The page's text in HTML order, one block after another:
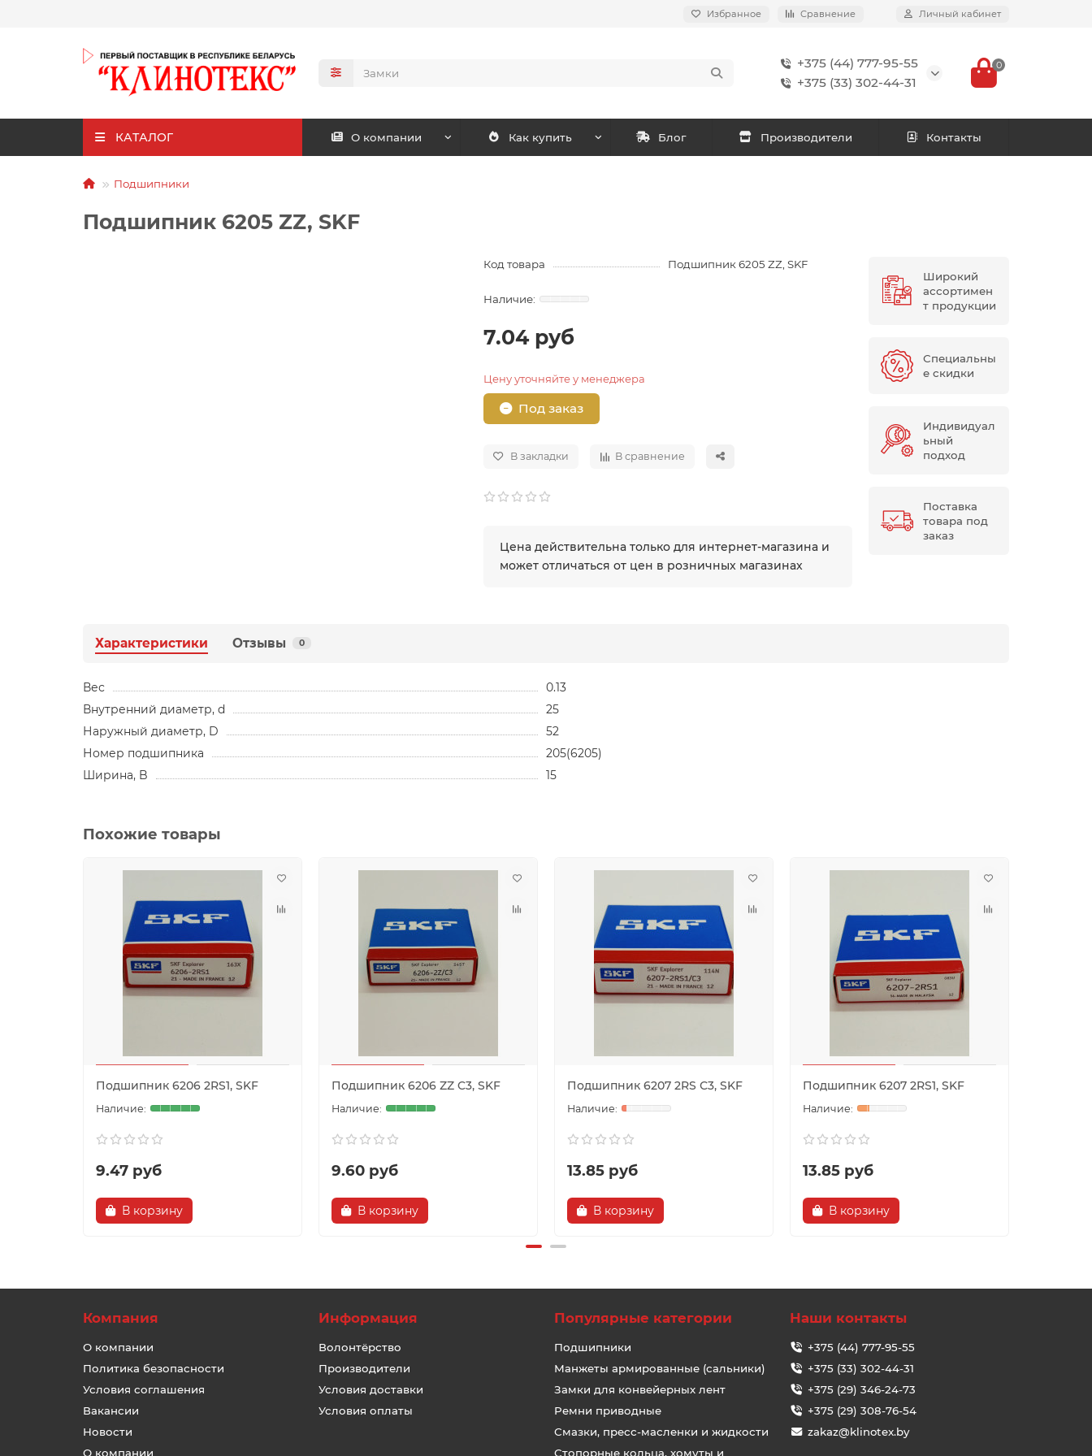
Избранное Сравнение Личный кабинет
+375 (44) 777-95-55
+375 (33) 302-44-31
0
КАТАЛОГ О компании Как купить Блог Производители Контакты
Подшипники
Подшипник 6205 ZZ, SKF
Код товара Подшипник 6205 ZZ, SKF
7.04 руб
Цену уточняйте у менеджера
Под заказ
В закладки В сравнение
Цена действительна только для интернет-магазина и
может отличаться от цен в розничных магазинах
Широкий
ассортимен
т продукции
Специальны
е скидки
Индивидуал
ьный
подход
Поставка
товара под
заказ
Характеристики Отзывы 0
Вес
0.13
Внутренний диаметр, d
25
Наружный диаметр, D
52
Номер подшипника
205(6205)
Ширина, B
15
Похожие товары
Подшипник 6206 2RS1, SKF
9.47 руб
В корзину
Подшипник 6206 ZZ C3, SKF
9.60 руб
В корзину
Подшипник 6207 2RS С3, SKF
13.85 руб
В корзину
Подшипник 6207 2RS1, SKF
13.85 руб
В корзину
Компания
О компании
Политика безопасности
Условия соглашения
Вакансии
Новости
О компании
Информация
Волонтёрство
Производители
Условия доставки
Условия оплаты
Популярные категории
Подшипники
Манжеты армированные (сальники)
Замки для конвейерных лент
Ремни приводные
Смазки, пресс-масленки и жидкости
Стопорные кольца, хомуты и
Наши контакты
+375 (44) 777-95-55
+375 (33) 302-44-31
+375 (29) 346-24-73
+375 (29) 308-76-54
zakaz@klinotex.by